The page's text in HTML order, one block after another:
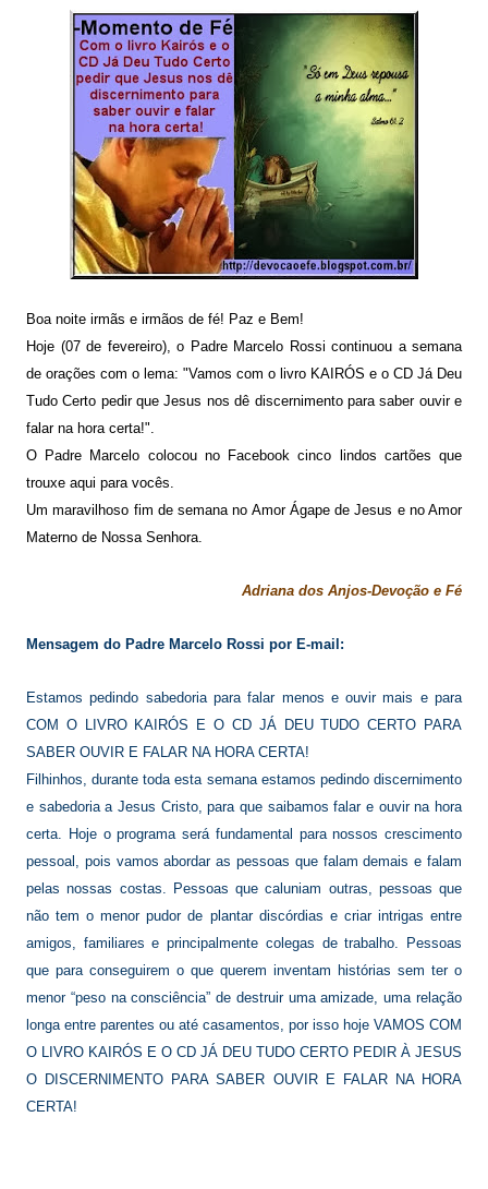
Boa noite irmãs e irmãos de fé! Paz e Bem!
Hoje (07 de fevereiro), o Padre Marcelo Rossi continuou a semana
de orações com o lema: "Vamos com o livro KAIRÓS e o CD Já Deu
Tudo Certo pedir que Jesus nos dê discernimento para saber ouvir e
falar na hora certa!".
O Padre Marcelo colocou no Facebook cinco
lindos cartões que
trouxe aqui para vocês.
Um maravilhoso fim de semanano Amor Ágape de Jesus e no Amor
Materno de Nossa Senhora.
Adriana dos Anjos-Devoção e Fé
Mensagem do Padre Marcelo Rossi por E-mail:
Estamos pedindo sabedoria para falar menos e ouvir mais e para
COM O LIVRO KAIRÓS E O CD JÁ DEU TUDO CERTO PARA
SABER OUVIR E FALAR NA HORA CERTA!
Filhinhos, durante toda esta semana estamos pedindo discernimento
e sabedoria a Jesus Cristo, para que saibamos falar e ouvir na hora
certa. Hoje o programa será fundamental para nossos crescimento
pessoal, pois vamos abordar as pessoas que falam demais e falam
pelas nossas costas. Pessoas que caluniam outras, pessoas que
não tem o menor pudor de plantar discórdias e criar intrigas entre
amigos, familiares e principalmente colegas de trabalho. Pessoas
que para conseguirem o que querem inventam histórias sem ter o
menor “peso na consciência” de destruir uma amizade, uma relação
longa entre parentes ou até casamentos, por isso hoje VAMOS COM
O LIVRO KAIRÓS E O CD JÁ DEU TUDO CERTO PEDIR À JESUS
O DISCERNIMENTO PARA SABER OUVIR E FALAR NA HORA
CERTA!